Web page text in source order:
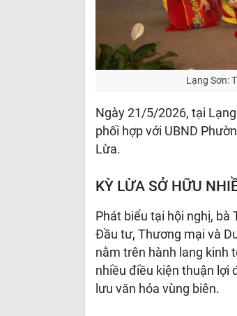
Lạng Sơn:
Ngày 21/5/2026, tại
phối hợp với UBND
Lừa.
KỲ LỪA SỞ HỮU
Phát biểu tại hội nghị, bà
Đầu tư, Thương mại và
nằm trên hành lang kinh
nhiều điều kiện thuận lợi
lưu văn hóa vùng biên.